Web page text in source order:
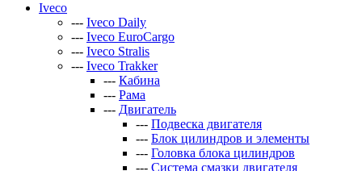
Iveco
--- Iveco Daily
--- Iveco EuroCargo
--- Iveco Stralis
--- Iveco Trakker
--- Кабина
--- Рама
--- Двигатель
--- Подвеска двигателя
--- Блок цилиндров и элементы
--- Головка блока цилиндров
--- Система смазки двигателя